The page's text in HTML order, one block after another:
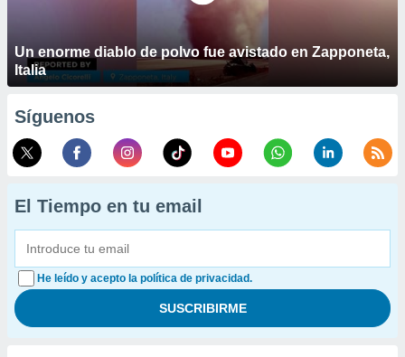
Un enorme diablo de polvo fue avistado en Zapponeta,
Italia
Síguenos
El Tiempo en tu email
He leído y acepto la política de privacidad.